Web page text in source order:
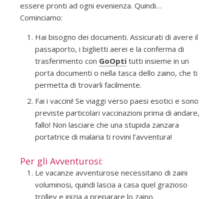
essere pronti ad ogni evenienza. Quindi…
Cominciamo:
Hai bisogno dei documenti. Assicurati di avere il
passaporto, i biglietti aerei e la conferma di
trasferimento con GoOptitutti insieme in un
porta documenti o nella tasca dello zaino, che ti
permetta di trovarli facilmente.
Fai i vaccini! Se viaggi verso paesi esotici e sono
previste particolari vaccinazioni prima di andare,
fallo! Non lasciare che una stupida zanzara
portatrice di malaria ti rovini l’avventura!
Per gli Avventurosi:
Le vacanze avventurose necessitano di zaini
voluminosi, quindi lascia a casa quel grazioso
trolley e inizia a preparare lo zaino.